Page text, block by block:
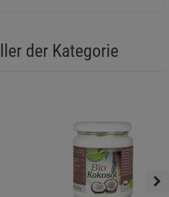
der Kategorie